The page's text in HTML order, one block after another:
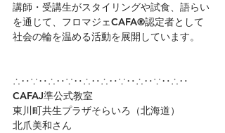
講師・受講生がスタイリングや試食、語らい
を通じて、フロマジェCAFA®認定者として
社会の輪を温める活動を展開しています。
∴‥∵‥∴‥∵‥∴‥∴‥∵‥∴‥∵‥∴‥
CAFAJ準公式教室
東川町共生プラザそらいろ（北海道）
北爪美和さん